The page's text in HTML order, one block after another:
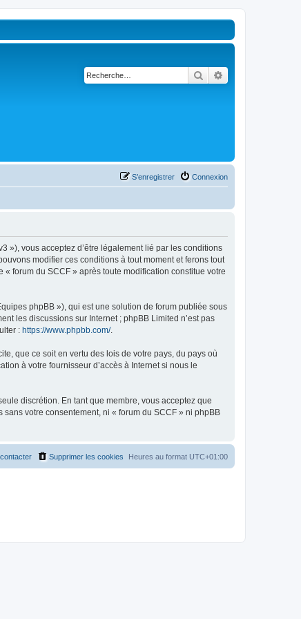
Rechercher
Connexion
S’enregistrer
»), vous acceptez d’être légalement lié par les conditions
modifier ces conditions à tout moment et ferons tout
forum du SCCF » après toute modification constitue votre
phpBB »), qui est une solution de forum publiée sous
les discussions sur Internet ; phpBB Limited n’est pas
: https://www.phpbb.com/.
que ce soit en vertu des lois de votre pays, du pays où
à votre fournisseur d’accès à Internet si nous le
discrétion. En tant que membre, vous acceptez que
votre consentement, ni « forum du SCCF » ni phpBB
Heures au format UTC+01:00
Supprimer les cookies